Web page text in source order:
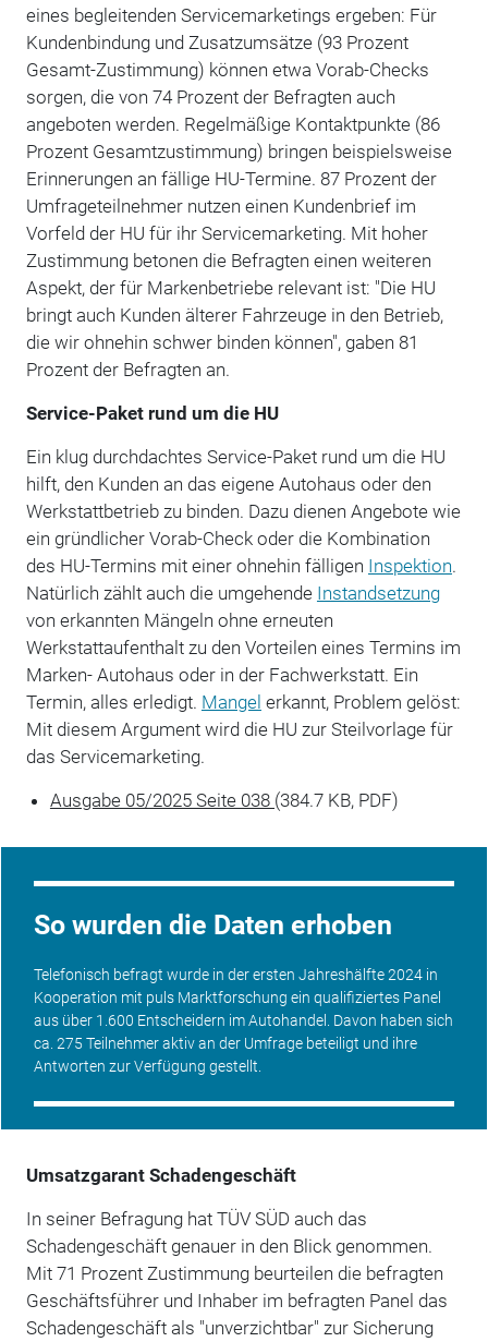
eines begleitenden Servicemarketings ergeben: Für
Kundenbindung und Zusatzumsätze (93 Prozent
Gesamt-Zustimmung) können etwa Vorab-Checks
sorgen, die von 74 Prozent der Befragten auch
angeboten werden. Regelmäßige Kontaktpunkte (86
Prozent Gesamtzustimmung) bringen beispielsweise
Erinnerungen an fällige HU-Termine. 87 Prozent der
Umfrageteilnehmer nutzen einen Kundenbrief im
Vorfeld der HU für ihr Servicemarketing. Mit hoher
Zustimmung betonen die Befragten einen weiteren
Aspekt, der für Markenbetriebe relevant ist: "Die HU
bringt auch Kunden älterer Fahrzeuge in den Betrieb,
die wir ohnehin schwer binden können", gaben 81
Prozent der Befragten an.
Service-Paket rund um die HU
Ein klug durchdachtes Service-Paket rund um die HU
hilft, den Kunden an das eigene Autohaus oder den
Werkstattbetrieb zu binden. Dazu dienen Angebote wie
ein gründlicher Vorab-Check oder die Kombination
des HU-Termins mit einer ohnehin fälligen Inspektion.
Natürlich zählt auch die umgehende Instandsetzung
von erkannten Mängeln ohne erneuten
Werkstattaufenthalt zu den Vorteilen eines Termins im
Marken- Autohaus oder in der Fachwerkstatt. Ein
Termin, alles erledigt. Mangel erkannt, Problem gelöst:
Mit diesem Argument wird die HU zur Steilvorlage für
das Servicemarketing.
Ausgabe 05/2025 Seite 038 (384.7 KB, PDF)
So wurden die Daten erhoben
Telefonisch befragt wurde in der ersten Jahreshälfte 2024 in
Kooperation mit puls Marktforschung ein qualifiziertes Panel
aus über 1.600 Entscheidern imAutohandel
. Davon haben sich
ca. 275 Teilnehmer aktiv an der Umfrage beteiligt und ihre
Antworten zur Verfügung gestellt.
Umsatzgarant Schadengeschäft
In seiner Befragung hat TÜV SÜD auch das
Schadengeschäft genauer in den Blick genommen.
Mit 71 Prozent Zustimmung beurteilen die befragten
Geschäftsführer und Inhaber im befragten Panel das
Schadengeschäft als "unverzichtbar" zur Sicherung